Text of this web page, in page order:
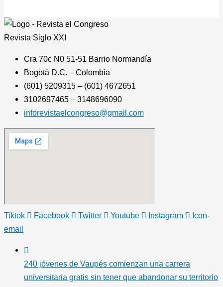
Revista Siglo XXI
Cra 70c N0 51-51 Barrio Normandía
Bogotá D.C. – Colombia
(601) 5209315 – (601) 4672651
3102697465 – 3148696090
inforevistaelcongreso@gmail.com
Tiktok Facebook Twitter Youtube Instagram
Icon-
email
240 jóvenes de Vaupés comienzan una carrera
universitaria gratis sin tener que abandonar su territorio